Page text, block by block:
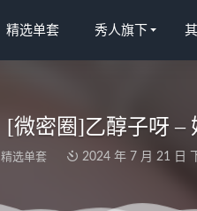
精选单套 秀人旗下
[微密圈]乙醇子呀 –
精选单套 2024 年 7 月 21 日